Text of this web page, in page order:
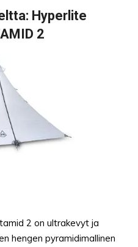
: Hyperlite
2
2 on ultrakevyt ja
hengen pyramidimallinen